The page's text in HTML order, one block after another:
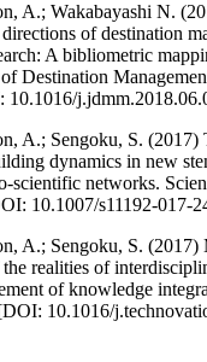
se puede
citations?
A.; Wakabayashi N.
of destination
A bibliometric
Destination
10.1016/
A.; Sengoku, S. (2017)
dynamics in new
scientific networks.
10.1007/s11192-017-
A.; Sengoku, S. (2017)
realities of
of knowledge
10.1016/